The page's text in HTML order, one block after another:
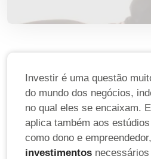
Investir é uma questão
do mundo dos negócios,
no qual eles se encaixam.
aplica também aos
como dono e
investimentos